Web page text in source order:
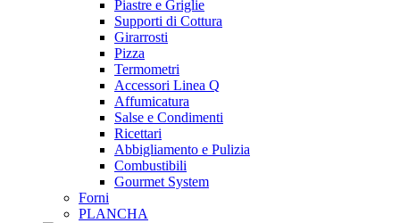
Piastre e Griglie
Supporti di Cottura
Girarrosti
Pizza
Termometri
Accessori Linea Q
Affumicatura
Salse e Condimenti
Ricettari
Abbigliamento e Pulizia
Combustibili
Gourmet System
Forni
PLANCHA